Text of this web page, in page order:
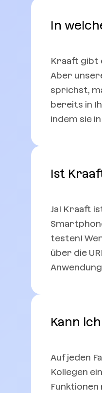
In
Kraaft gibt
Aber
sprichst,
bereits in
indem sie
Ist
Ja! Kraaft
testen!
über die
Kann
Auf jeden
Kollegen